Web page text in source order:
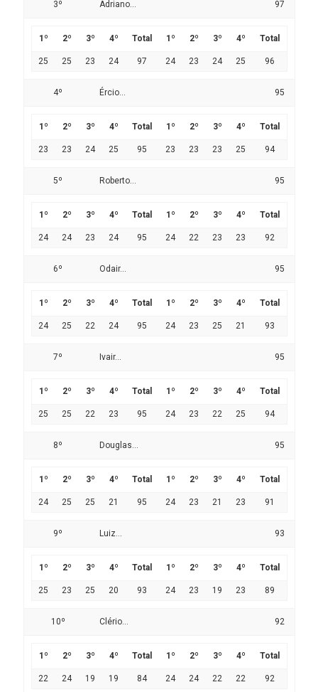
3º Adriano... 97
1º 2º 3º 4º Total 1º 2º 3º 4º Total
25 25 23 24 97 24 23 24 25 96
4º Ércio... 95
1º 2º 3º 4º Total 1º 2º 3º 4º Total
23 23 24 25 95 23 23 23 25 94
5º Roberto... 95
1º 2º 3º 4º Total 1º 2º 3º 4º Total
24 24 23 24 95 24 22 23 23 92
6º Odair... 95
1º 2º 3º 4º Total 1º 2º 3º 4º Total
24 25 22 24 95 24 23 25 21 93
7º Ivair... 95
1º 2º 3º 4º Total 1º 2º 3º 4º Total
25 25 22 23 95 24 23 22 25 94
8º Douglas... 95
1º 2º 3º 4º Total 1º 2º 3º 4º Total
24 25 25 21 95 24 23 21 23 91
9º Luiz... 93
1º 2º 3º 4º Total 1º 2º 3º 4º Total
25 23 25 20 93 24 23 19 23 89
10º Clério... 92
1º 2º 3º 4º Total 1º 2º 3º 4º Total
22 24 19 19 84 24 24 22 22 92